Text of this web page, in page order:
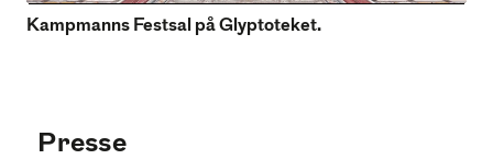
Kampmanns Festsal på Glyptoteket.
Presse